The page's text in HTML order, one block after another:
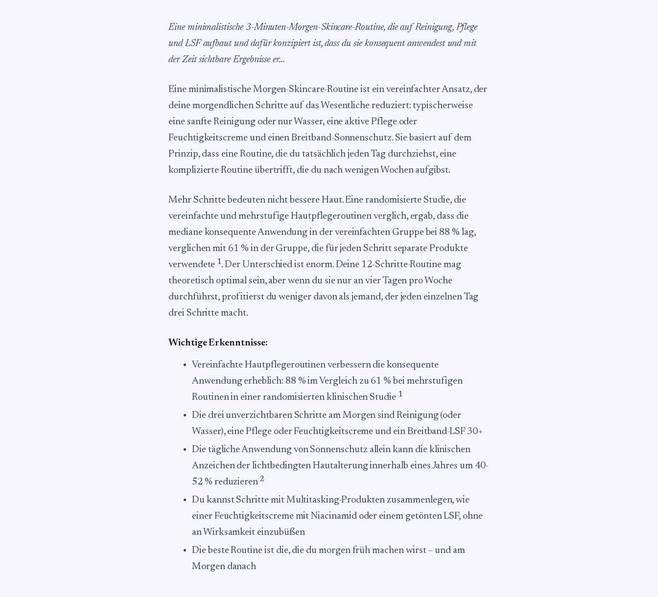
Eine minimalistische 3-Minuten-Morgen-Skincare-Routine, die auf Reinigung, Pflege
und LSF aufbaut und dafür konzipiert ist, dass du sie konsequent anwendest und mit
der Zeit sichtbare Ergebnisse er...
Eine minimalistische Morgen-Skincare-Routine ist ein vereinfachter Ansatz, der
deine morgendlichen Schritte auf das Wesentliche reduziert: typischerweise
eine sanfte Reinigung oder nur Wasser, eine aktive Pflege oder
Feuchtigkeitscreme und einen Breitband-Sonnenschutz. Sie basiert auf dem
Prinzip, dass eine Routine, die du tatsächlich jeden Tag durchziehst, eine
komplizierte Routine übertrifft, die du nach wenigen Wochen aufgibst.
Mehr Schritte bedeuten nicht bessere Haut. Eine randomisierte Studie, die
vereinfachte und mehrstufige Hautpflegeroutinen verglich, ergab, dass die
mediane konsequente Anwendung in der vereinfachten Gruppe bei 88 % lag,
verglichen mit 61 % in der Gruppe, die für jeden Schritt separate Produkte
verwendete1. Der Unterschied ist enorm. Deine 12-Schritte-Routine mag
theoretisch optimal sein, aber wenn du sie nur an vier Tagen pro Woche
durchführst, profitierst du weniger davon als jemand, der jeden einzelnen Tag
drei Schritte macht.
Wichtige Erkenntnisse:
Vereinfachte Hautpflegeroutinen verbessern die konsequente
Anwendung erheblich: 88 % im Vergleich zu 61 % bei mehrstufigen
Routinen in einer randomisierten klinischen Studie 1
Die drei unverzichtbaren Schritte am Morgen sind Reinigung (oder
Wasser), eine Pflege oder Feuchtigkeitscreme und ein Breitband-LSF 30+
Die tägliche Anwendung von Sonnenschutz allein kann die klinischen
Anzeichen der lichtbedingten Hautalterung innerhalb eines Jahres um 40-
52 % reduzieren2
Du kannst Schritte mit Multitasking-Produkten zusammenlegen, wie
einer Feuchtigkeitscreme mit Niacinamid oder einem getönten LSF, ohne
an Wirksamkeit einzubüßen
Die beste Routine ist die, die du morgen früh machen wirst – und am
Morgen danach